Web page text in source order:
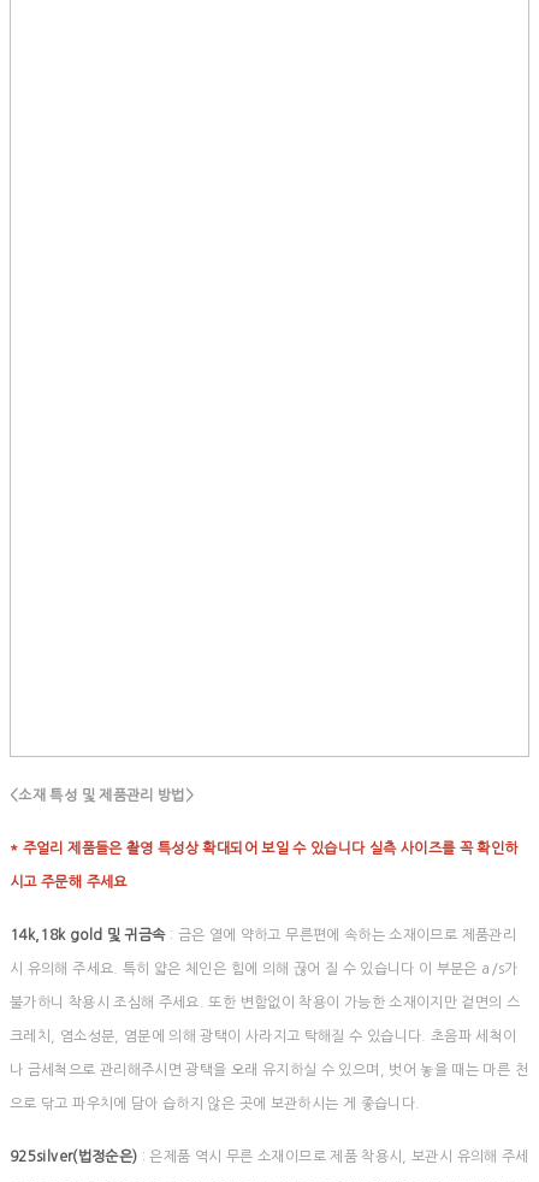
<소재 특성 및 제품관리 방법>
* 주얼리 제품들은 촬영 특성상 확대되어 보일 수 있습니다 실측 사이즈를 꼭 확인하
시고 주문해 주세요
14k,18k gold 및 귀금속: 금은 열에 약하고 무른편에 속하는 소재이므로 제품관리
시 유의해 주세요. 특히 얇은 체인은 힘에 의해 끊어 질 수 있습니다 이 부분은 a/s가
불가하니 착용시 조심해 주세요. 또한 변함없이 착용이 가능한 소재이지만 겉면의 스
크레치, 염소성분, 염분에 의해 광택이 사라지고 탁해질 수 있습니다. 초음파 세척이
나 금세척으로 관리해주시면 광택을 오래 유지하실 수 있으며, 벗어 놓을 때는 마른 천
으로 닦고 파우치에 담아 습하지 않은 곳에 보관하시는 게 좋습니다.
925silver(법정순은) : 은제품 역시 무른 소재이므로 제품 착용시, 보관시 유의해 주세